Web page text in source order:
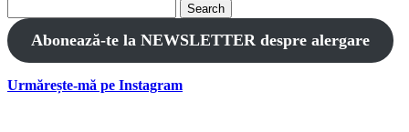
for:
Abonează-te la NEWSLETTER despre alergare
Urmărește-mă pe Instagram